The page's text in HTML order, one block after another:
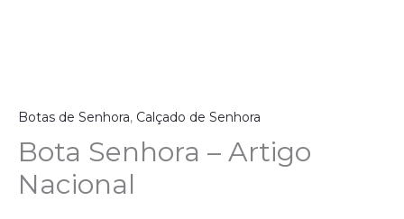
Botas de Senhora, Calçado de Senhora
Bota Senhora – Artigo
Nacional